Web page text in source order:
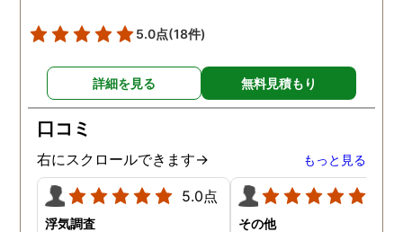
5.0点(18件)
詳細を見る 無料見積もり
口コミ
右にスクロールできます→ もっと見る
5.0点
浮気調査 その他